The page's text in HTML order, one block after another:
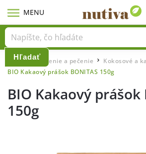
Hľadať
Domov / Varenie a pečenie / Kokosové a
BIO Kakaový prášok BONITAS 150g
BIO Kakaový prášok
150g